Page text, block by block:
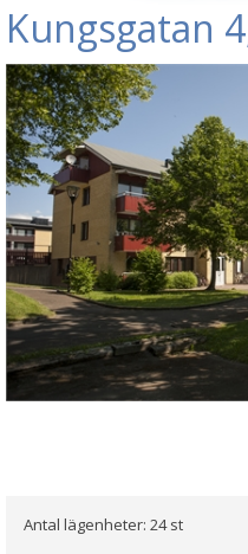
Kungsgatan
Antal lägenheter: 24 st